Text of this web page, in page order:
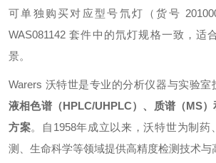
可单独购买对应型号氘灯（货号
WAS081142 套件中的氘灯规格一致，适
景。
Warers 沃特世是专业的分析仪器与实验
液相色谱（HPLC/UHPLC）、质谱（MS
方案。自1958年成立以来，沃特世为制药
测、生命科学等领域提供高精度检测技术与